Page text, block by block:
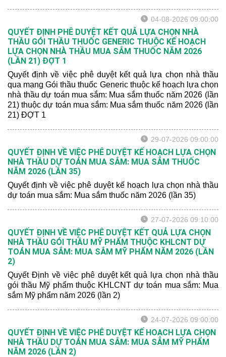
04-08-2026 09:00:00
QUYẾT ĐỊNH PHÊ DUYỆT KẾT QUẢ LỰA CHỌN NHÀ
THẦU GÓI THẦU THUỐC GENERIC THUỘC KẾ HOẠCH
LỰA CHỌN NHÀ THẦU MUA SẮM THUỐC NĂM 2026
(LẦN 21) ĐỢT 1
Quyết định về việc phê duyệt kết quả lựa chọn nhà thầu
qua mạng Gói thầu thuốc Generic thuộc kế hoạch lựa chọn
nhà thầu dự toán mua sắm: Mua sắm thuốc năm 2026 (lần
21) thuộc dự toán mua sắm: Mua sắm thuốc năm 2026 (lần
21) ĐỢT 1
29-07-2026 09:00:00
QUYẾT ĐỊNH VỀ VIỆC PHÊ DUYỆT KẾ HOẠCH LỰA CHỌN
NHÀ THẦU DỰ TOÁN MUA SẮM: MUA SẮM THUỐC
NĂM 2026 (LẦN 35)
Quyết định về việc phê duyệt kế hoạch lựa chọn nhà thầu
dự toán mua sắm: Mua sắm thuốc năm 2026 (lần 35)
27-07-2026 09:10:00
QUYẾT ĐỊNH VỀ VIỆC PHÊ DUYỆT KẾT QUẢ LỰA CHỌN
NHÀ THẦU GÓI THẦU MỸ PHẨM THUỘC KHLCNT DỰ
TOÁN MUA SẮM: MUA SẮM MỸ PHẨM NĂM 2026 (LẦN
2)
Quyết Định về việc phê duyệt kết quả lựa chọn nhà thầu
gói thầu Mỹ phẩm thuộc KHLCNT dự toán mua sắm: Mua
sắm Mỹ phẩm năm 2026 (lần 2)
24-07-2026 09:00:00
QUYẾT ĐỊNH VỀ VIỆC PHÊ DUYỆT KẾ HOẠCH LỰA CHỌN
NHÀ THẦU DỰ TOÁN MUA SẮM: MUA SẮM MỸ PHẨM
NĂM 2026 (LẦN 2)